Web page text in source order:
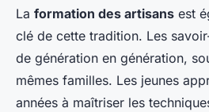
La formation des artisans est
clé de cette tradition. Les
de génération en génération,
mêmes familles. Les jeunes
années à maîtriser les